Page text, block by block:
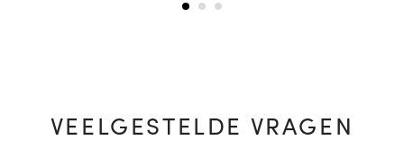
VEELGESTELDE VRAGEN